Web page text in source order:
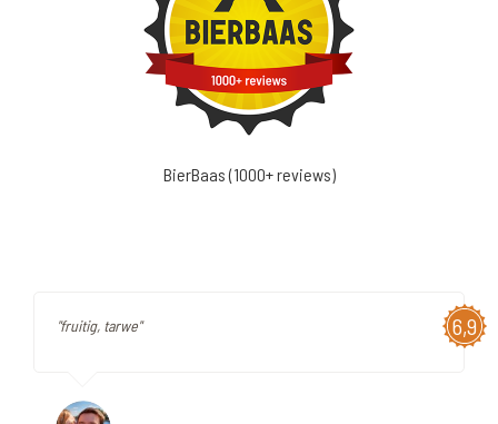
BierBaas (1000+ reviews)
6,9
"fruitig, tarwe"